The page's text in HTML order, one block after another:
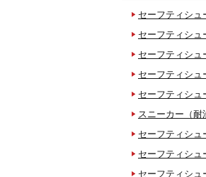
セーフティシュ
セーフティシュ
セーフティシュ
セーフティシュ
セーフティシュ
スニーカー（耐
セーフティシュ
セーフティシュ
セーフティシュ